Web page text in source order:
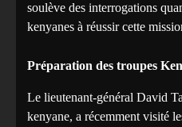
soulève des interrogations
kenyanes à réussir cette
Préparation des troupes
Le lieutenant-général David
kenyane, a récemment visité